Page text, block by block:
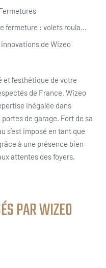
Comparaison des solutions de fermeture : volets roulants et portes de garage
de Wizeo
l’esthétique de votre
de France. Wizeo
inégalée dans
portes de garage. Fort de sa
s’est imposé en tant que
à une présence bien
attentes des foyers.
PAR WIZEO